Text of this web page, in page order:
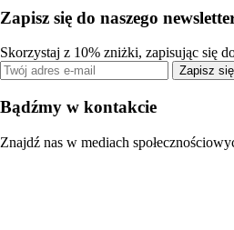
Zapisz się do naszego
Skorzystaj z 10% zniżki, zapisując się
Zapisz się
Bądźmy w kontakcie
Znajdź nas w mediach